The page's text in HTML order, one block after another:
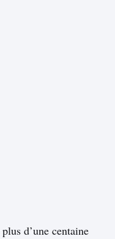
d’une centaine